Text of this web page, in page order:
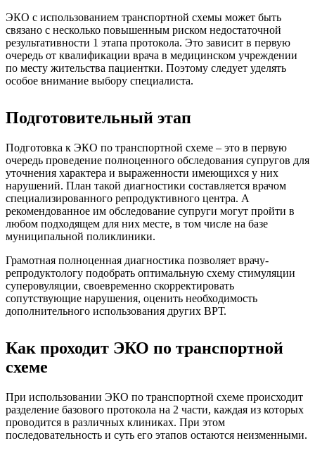
ЭКО с использованием транспортной схемы может быть
связано с несколько повышенным риском недостаточной
результативности 1 этапа протокола. Это зависит в первую
очередь от квалификации врача в медицинском учреждении
по месту жительства пациентки. Поэтому следует уделять
особое внимание выбору специалиста.
Подготовительный этап
Подготовка к ЭКО по транспортной схеме – это в первую
очередь проведение полноценного обследования супругов для
уточнения характера и выраженности имеющихся у них
нарушений. План такой диагностики составляется врачом
специализированного репродуктивного центра. А
рекомендованное им обследование супруги могут пройти в
любом подходящем для них месте, в том числе на базе
муниципальной поликлиники.
Грамотная полноценная диагностика позволяет врачу-
репродуктологу подобрать оптимальную схему стимуляции
суперовуляции, своевременно скорректировать
сопутствующие нарушения, оценить необходимость
дополнительного использования других ВРТ.
Как проходит ЭКО по транспортной
схеме
При использовании ЭКО по транспортной схеме происходит
разделение базового протокола на 2 части, каждая из которых
проводится в различных клиниках. При этом
последовательность и суть его этапов остаются неизменными.